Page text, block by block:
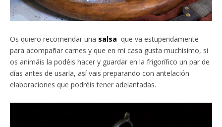
Os quiero recomendar una salsa que va estupendamente
para acompañar carnes y que en mi casa gusta muchísimo, si
os animáis la podéis hacer y guardar en la frigorífico un par de
días antes de usarla, así vais preparando con antelación
elaboraciones que podréis tener adelantadas.